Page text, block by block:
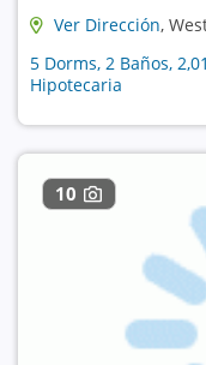
Ver Dirección,
5 Dorms, 2 Baños,
Hipotecaria
10